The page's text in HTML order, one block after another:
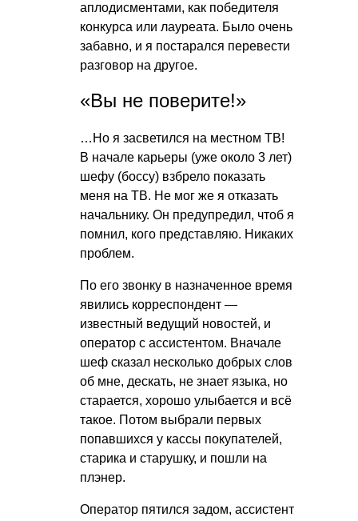
аплодисментами, как победителя
конкурса или лауреата. Было очень
забавно, и я постарался перевести
разговор на другое.
«Вы не поверите!»
…Но я засветился на местном ТВ!
В начале карьеры (уже около 3 лет)
шефу (боссу) взбрело показать
меня на ТВ. Не мог же я отказать
начальнику. Он предупредил, чтоб я
помнил, кого представляю. Никаких
проблем.
По его звонку в назначенное время
явились корреспондент —
известный ведущий новостей, и
оператор с ассистентом. Вначале
шеф сказал несколько добрых слов
об мне, дескать, не знает языка, но
старается, хорошо улыбается и всё
такое. Потом выбрали первых
попавшихся у кассы покупателей,
старика и старушку, и пошли на
плэнер.
Оператор пятился задом, ассистент